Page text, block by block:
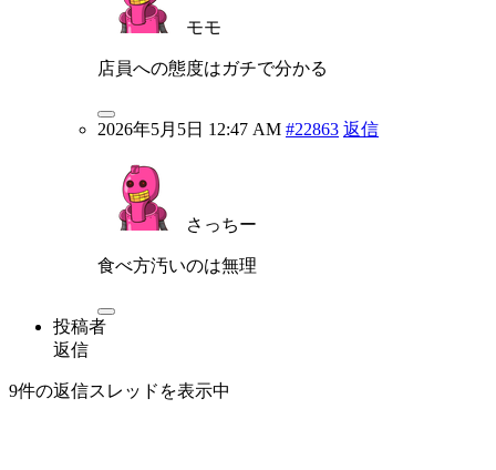
モモ
店員への態度はガチで分かる
2026年5月5日 12:47 AM #22863 返信
さっちー
食べ方汚いのは無理
投稿者
返信
9件の返信スレッドを表示中